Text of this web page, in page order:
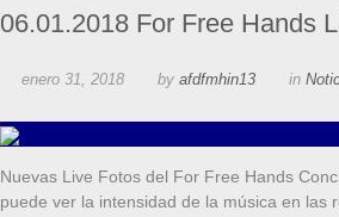
06.01.2018 For Free Hands
enero 31, 2018 by afdfmhin13 in
Nuevas Live Fotos del For Free Hands
puede ver la intensidad de la música en